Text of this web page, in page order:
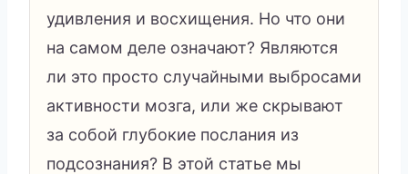
удивления и восхищения. Но что они
на самом деле означают? Являются
ли это просто случайными выбросами
активности мозга, или же скрывают
за собой глубокие послания из
подсознания? В этой статье мы